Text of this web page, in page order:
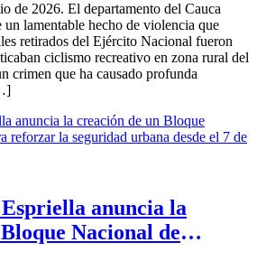
de 2026. El departamento del Cauca
un lamentable hecho de violencia que
retirados del Ejército Nacional fueron
ciclismo recreativo en zona rural del
crimen que ha causado profunda
anuncia la
Nacional de